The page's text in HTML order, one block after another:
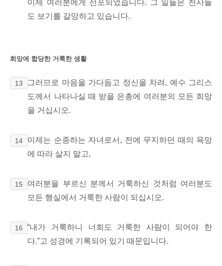
이제 여러분에게 선포되었습니다. 그 일들은 천사들
도 보기를 갈망하고 있습니다.
희망에 합당한 거룩한 생활
13 그러므로 마음을 가다듬고 정신을 차려, 예수 그리스
도께서 나타나실 때 받을 은총에 여러분의 모든 희망
을 거십시오.
14 이제는 순종하는 자녀로서, 전에 무지하던 때의 욕망
에 따라 살지 말고,
15
여러분을 부르신 분께서 거룩하신 것처럼 여러분도
모든 행실에서 거룩한 사람이 되십시오.
16
“내가 거룩하니 너희도 거룩한 사람이 되어야 한
다.”고 성경에 기록되어 있기 때문입니다.